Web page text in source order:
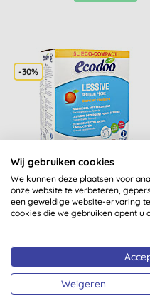
-30%
Ecodoo Vloeibaar
Wasmiddel
Geconcentreerd Perzik
KOPEN
Wij gebruiken cookies
We kunnen deze plaatsen voor
onze website te verbeteren,
een geweldige website-ervaring
cookies die we gebruiken opent u
Weigeren